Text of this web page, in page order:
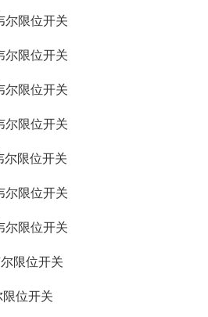
限位开关
限位开关
限位开关
限位开关
限位开关
限位开关
限位开关
限位开关
位开关